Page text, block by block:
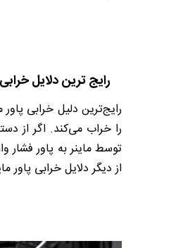
رایج ترین دلایل خرابی
رایج‌ترین دلیل خرابی
را خراب می‌کند. اگر از
توسط ماینر به پاور فشار
از دیگر دلایل خرابی پاور